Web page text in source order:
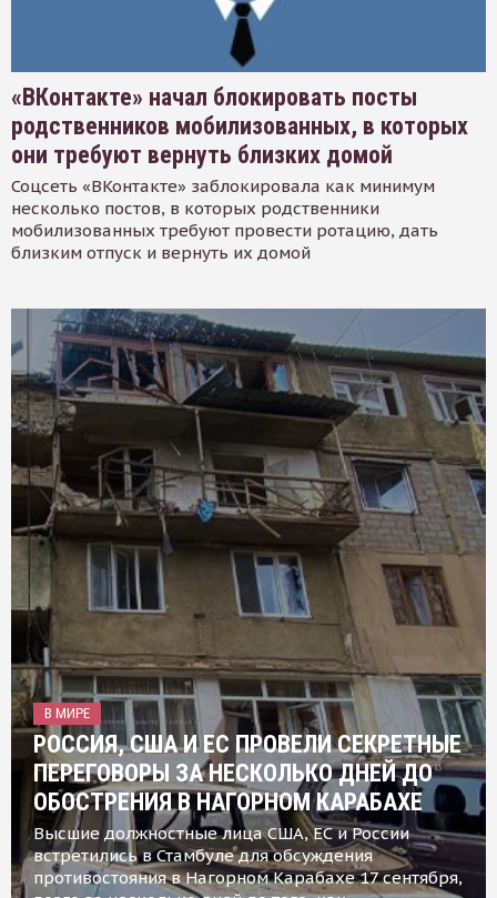
«ВКонтакте» начал блокировать посты
родственников мобилизованных, в которых
они требуют вернуть близких домой
Соцсеть «ВКонтакте» заблокировала как минимум
несколько постов, в которых родственники
мобилизованных требуют провести ротацию, дать
близким отпуск и вернуть их домой
В МИРЕ
РОССИЯ, США И ЕС ПРОВЕЛИ СЕКРЕТНЫЕ
ПЕРЕГОВОРЫ ЗА НЕСКОЛЬКО ДНЕЙ ДО
ОБОСТРЕНИЯ В НАГОРНОМ КАРАБАХЕ
Высшие должностные лица США, ЕС и России
встретились в Стамбуле для обсуждения
противостояния в Нагорном Карабахе 17 сентября,